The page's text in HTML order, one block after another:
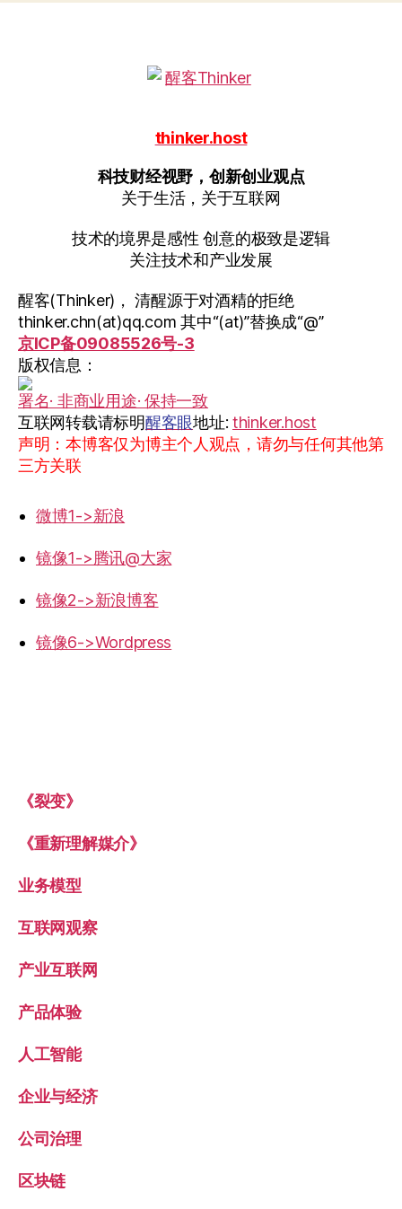
thinker.host
科技财经视野，创新创业观点
关于生活，关于互联网
技术的境界是感性 创意的极致是逻辑
关注技术和产业发展
醒客(Thinker)， 清醒源于对酒精的拒绝
thinker.chn(at)qq.com 其中“(at)”替换成“@”
京ICP备09085526号-3
版权信息：
署名· 非商业用途· 保持一致
互联网转载请标明醒客眼地址: thinker.host
声明：本博客仅为博主个人观点，请勿与任何其他第
三方关联
微博1->新浪
镜像1->腾讯@大家
镜像2->新浪博客
镜像6->Wordpress
《裂变》
《重新理解媒介》
业务模型
互联网观察
产业互联网
产品体验
人工智能
企业与经济
公司治理
区块链